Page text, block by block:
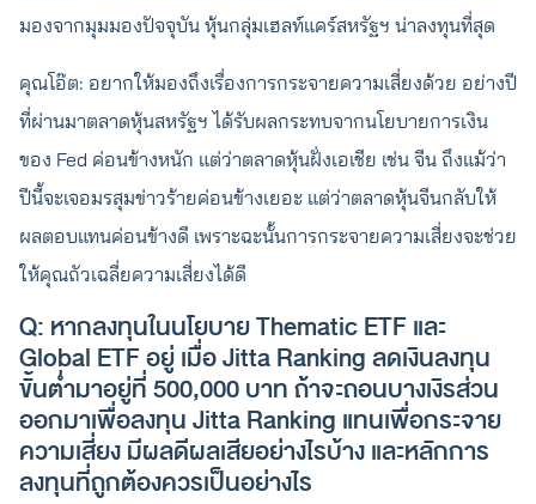
มองจากมุมมองปัจจุบัน หุ้นกลุ่มเฮลท์แคร์สหรัฐฯ น่าลงทุนที่สุด
คุณโอ๊ต: อยากให้มองถึงเรื่องการกระจายความเสี่ยงด้วย อย่างปี
ที่ผ่านมาตลาดหุ้นสหรัฐฯ ได้รับผลกระทบจากนโยบายการเงิน
ของ Fed ค่อนข้างหนัก แต่ว่าตลาดหุ้นฝั่งเอเชีย เช่น จีน ถึงแม้ว่า
ปีนี้จะเจอมรสุมข่าวร้ายค่อนข้างเยอะ แต่ว่าตลาดหุ้นจีนกลับให้
ผลตอบแทนค่อนข้างดี เพราะฉะนั้นการกระจายความเสี่ยงจะช่วย
ให้คุณถัวเฉลี่ยความเสี่ยงได้ดี
Q: หากลงทุนในนโยบาย Thematic ETF และ
Global ETF อยู่ เมื่อ Jitta Ranking ลดเงินลงทุน
ขั้นต่ำมาอยู่ที่ 500,000 บาท ถ้าจะถอนบางเงิรส่วน
ออกมาเพื่อลงทุน Jitta Ranking แทนเพื่อกระจาย
ความเสี่ยง มีผลดีผลเสียอย่างไรบ้าง และหลักการ
ลงทุนที่ถูกต้องควรเป็นอย่างไร